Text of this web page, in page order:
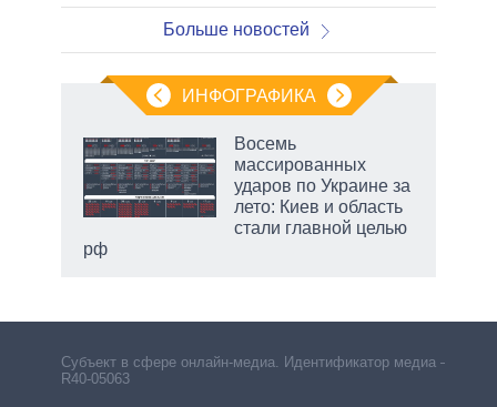
Больше новостей
ИНФОГРАФИКА
Восемь
массированных
ударов по Украине за
лето: Киев и область
стали главной целью
рф
Субъект в сфере онлайн-медиа. Идентификатор медиа –
R40-05063